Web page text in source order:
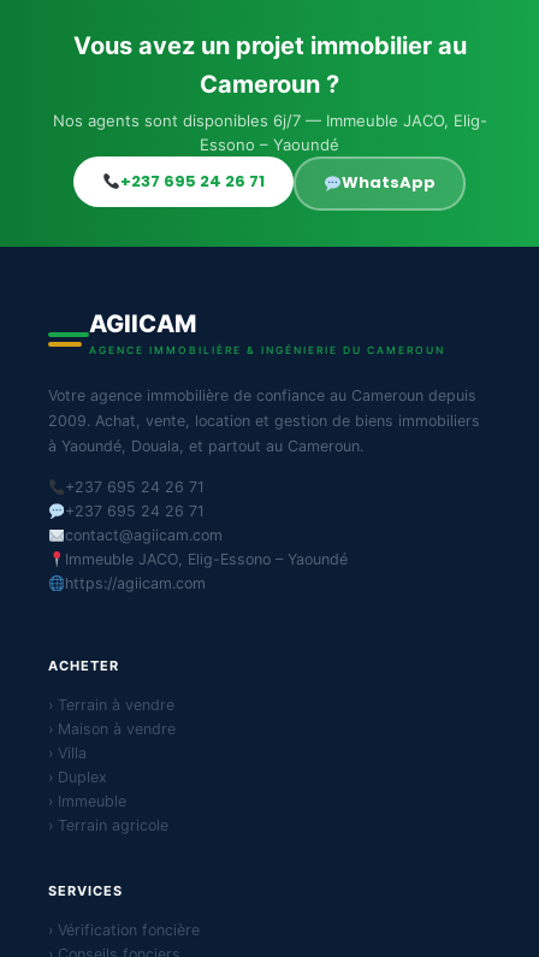
Vous avez un projet immobilier au
Cameroun ?
Nos agents sont disponibles 6j/7 — Immeuble JACO, Elig-
Essono – Yaoundé
+237 695 24 26 71 WhatsApp
AGIICAM
AGENCE IMMOBILIÈRE & INGÉNIERIE DU CAMEROUN
Votre agence immobilière de confiance au Cameroun depuis
2009. Achat, vente, location et gestion de biens immobiliers
à Yaoundé, Douala, et partout au Cameroun.
+237 695 24 26 71
+237 695 24 26 71
contact@agiicam.com
Immeuble JACO, Elig-Essono – Yaoundé
https://agiicam.com
ACHETER
› Terrain à vendre
› Maison à vendre
› Villa
› Duplex
› Immeuble
› Terrain agricole
SERVICES
› Vérification foncière
› Conseils fonciers